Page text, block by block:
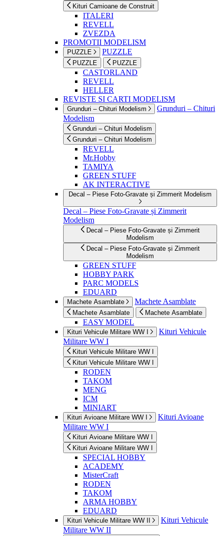
Kituri Camioane de Construit
ITALERI
REVELL
ZVEZDA
PROMOTII MODELISM
PUZZLE PUZZLE
PUZZLE PUZZLE
CASTORLAND
REVELL
HELLER
REVISTE SI CARTI MODELISM
Grunduri – Chituri Modelism
Grunduri – Chituri
Modelism
Grunduri – Chituri Modelism
Grunduri – Chituri Modelism
REVELL
Mr.Hobby
TAMIYA
GREEN STUFF
AK INTERACTIVE
Decal – Piese Foto-Gravate și Zimmerit Modelism
Decal – Piese Foto-Gravate și Zimmerit
Modelism
Decal – Piese Foto-Gravate și Zimmerit
Modelism
Decal – Piese Foto-Gravate și Zimmerit
Modelism
GREEN STUFF
HOBBY PARK
PARC MODELS
EDUARD
Machete Asamblate Machete Asamblate
Machete Asamblate Machete Asamblate
EASY MODEL
Kituri Vehicule Militare WW I
Kituri Vehicule
Militare WW I
Kituri Vehicule Militare WW I
Kituri Vehicule Militare WW I
RODEN
TAKOM
MENG
ICM
MINIART
Kituri Avioane Militare WW I
Kituri Avioane
Militare WW I
Kituri Avioane Militare WW I
Kituri Avioane Militare WW I
SPECIAL HOBBY
ACADEMY
MisterCraft
RODEN
TAKOM
ARMA HOBBY
EDUARD
Kituri Vehicule Militare WW II
Kituri Vehicule
Militare WW II